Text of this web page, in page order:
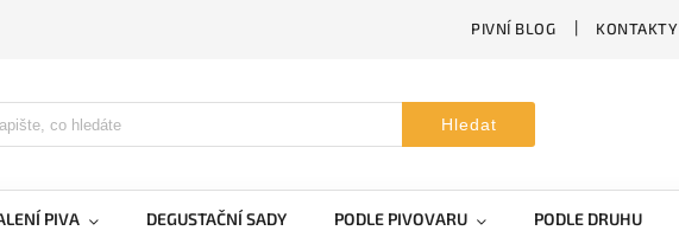
PIVNÍ BLOG KONTAKTY
Hledat
PIVA DEGUSTAČNÍ SADY PODLE PIVOVARU PODLE DRUHU PIVA